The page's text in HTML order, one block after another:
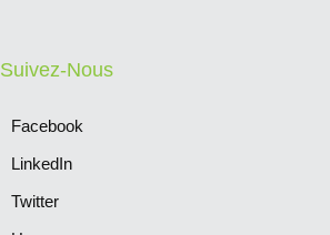
Suivez-Nous
Facebook
LinkedIn
Twitter